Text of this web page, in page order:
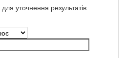
уточнення результатів